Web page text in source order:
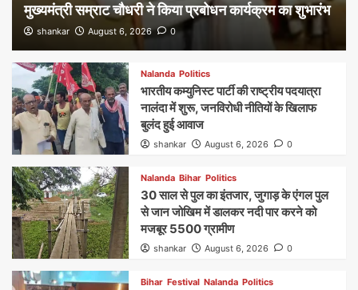
मुख्यमंत्री सम्राट चौधरी ने किया प्रबोधन कार्यक्रम का शुभारंभ
shankar August 6, 2026 0
Nalanda Politics
भारतीय कम्युनिस्ट पार्टी की राष्ट्रीय पदयात्रा
नालंदा में शुरू, जनविरोधी नीतियों के खिलाफ
बुलंद हुई आवाज
shankar August 6, 2026 0
Nalanda Bihar Politics
30 साल से पुल का इंतजार, जुगाड़ के एंगल पुल
से जान जोखिम में डालकर नदी पार करने को
मजबूर 5500 ग्रामीण
shankar August 6, 2026 0
Bihar Festival Nalanda Politics